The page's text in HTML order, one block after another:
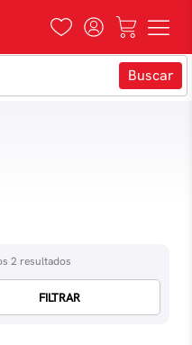
2 resultados
FILTRAR